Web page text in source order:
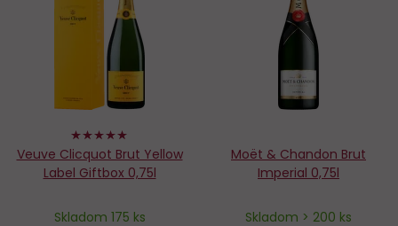
98%
Veuve Clicquot Brut Yellow
Label Giftbox 0,75l
Skladom 175 ks
Moët & Chandon Brut
Imperial 0,75l
Skladom > 200 ks